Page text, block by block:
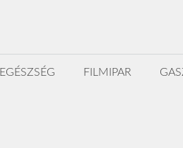
EGÉSZSÉG FILMIPAR